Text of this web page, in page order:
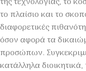
το πλαίσιο και το
διαφορετικές
όσον αφορά τα
προσώπων.
κατάλληλα